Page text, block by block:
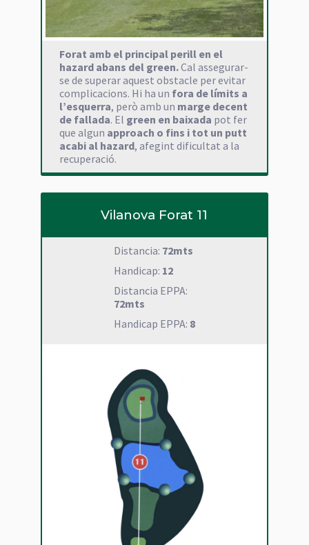
Forat amb el principal perill en el
hazard abans del green.Cal assegurar-
se de superar aquest obstacle per evitar
complicacions. Hi ha un fora de límits a
l’esquerra, però amb un marge decent
de fallada. El green en baixada pot fer
que algun approach o fins i tot un putt
acabi al hazard, afegint dificultat a la
recuperació.
Vilanova Forat 11
Distancia: 72mts
Handicap: 12
Distancia EPPA:
72mts
Handicap EPPA: 8